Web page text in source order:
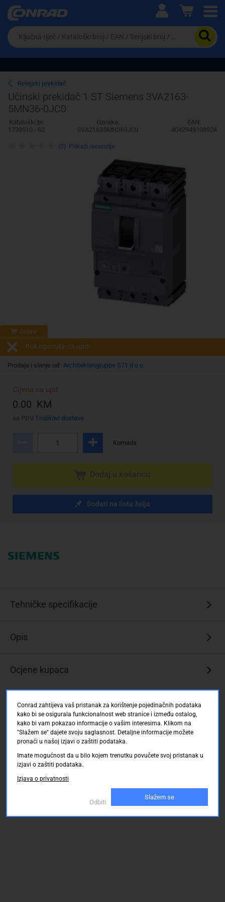
Ova postavka prilagođava asortiman proizvoda i
cijene vašim potrebama.
Pravno lice
Da
biste
potražili
proizvod,
unesite
ključnu
riječ,
kataloški
broj,
EAN
ili
Relejski prekidač
Učinski prekidač 1 ST Siemens 3VA2163-
5MN36-0JC0
Kataloški br:
1739510 - 62
Oznaka:
3VA21635MN360JC0
EAN:
4042949108924
Online
Rok isporuke na upit!
Prodaja i slanje od: Architektengruppe S71 d.o.o.
Cijena na upit
0.00 KM
sa PDV Troškovi dostave
Komada
Dodati na listu želja
(0) Prikaži recenzije
Tehničke specifikacije
Opis
Ocjene kupaca
Conrad zahtijeva vaš pristanak za korištenje pojedinačnih podataka
kako bi se osigurala funkcionalnost web stranice i između ostalog,
kako bi vam pokazao informacije o vašim interesima. Klikom na
"Slažem se" dajete svoju saglasnost. Detaljne informacije možete
pronaći u našoj izjavi o zaštiti podataka.
Imate mogućnost da u bilo kojem trenutku povučete svoj pristanak u
izjavi o zaštiti podataka.
Izjava o privatnosti
Odbiti
Slažem se